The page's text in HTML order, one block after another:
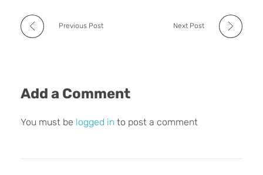
Previous Post Next Post
Add a Comment
You must be logged in to post a comment